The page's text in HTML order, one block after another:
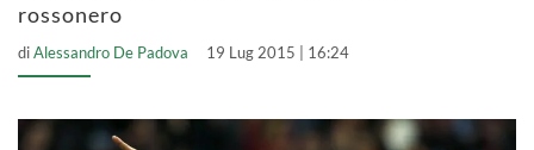
rossonero
diAlessandro De Padova 19 Lug 2015 | 16:24